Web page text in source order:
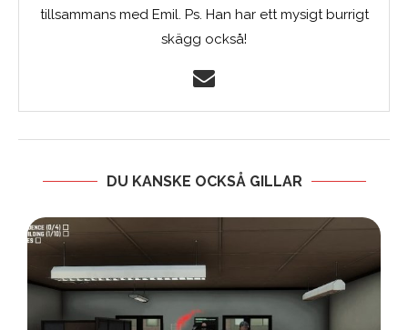
tillsammans med Emil. Ps. Han har ett mysigt burrigt
skägg också!
DU KANSKE OCKSÅ GILLAR